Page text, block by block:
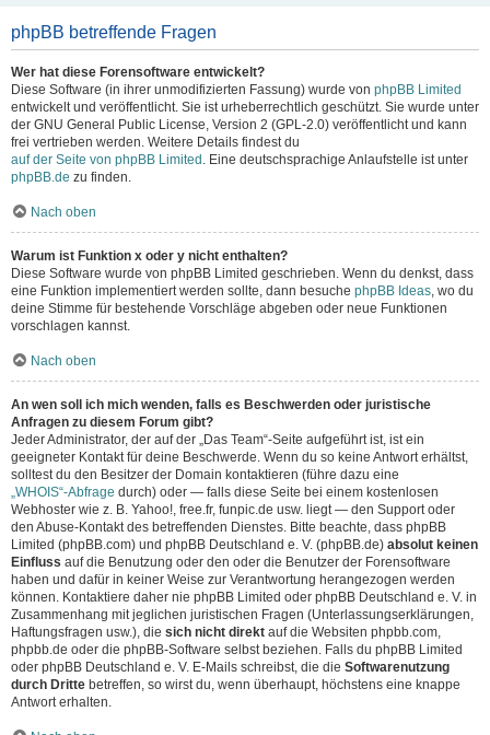
phpBB betreffende Fragen
Wer hat diese Forensoftware entwickelt?
Diese Software (in ihrer unmodifizierten Fassung) wurde von phpBB Limited
entwickelt und veröffentlicht. Sie ist urheberrechtlich geschützt. Sie wurde unter
der GNU General Public License, Version 2 (GPL-2.0) veröffentlicht und kann
frei vertrieben werden. Weitere Details findest du
auf der Seite von phpBB Limited . Eine deutschsprachige Anlaufstelle ist unter
phpBB.de zu finden.
Nach oben
Warum ist Funktion x oder y nicht enthalten?
Diese Software wurde von phpBB Limited geschrieben. Wenn du denkst, dass
eine Funktion implementiert werden sollte, dann besuche phpBB Ideas, wo du
deine Stimme für bestehende Vorschläge abgeben oder neue Funktionen
vorschlagen kannst.
Nach oben
An wen soll ich mich wenden, falls es Beschwerden oder juristische
Anfragen zu diesem Forum gibt?
Jeder Administrator, der auf der „Das Team“-Seite aufgeführt ist, ist ein
geeigneter Kontakt für deine Beschwerde. Wenn du so keine Antwort erhältst,
solltest du den Besitzer der Domain kontaktieren (führe dazu eine
„WHOIS“-Abfrage durch) oder — falls diese Seite bei einem kostenlosen
Webhoster wie z. B. Yahoo!, free.fr, funpic.de usw. liegt — den Support oder
den Abuse-Kontakt des betreffenden Dienstes. Bitte beachte, dass phpBB
Limited (phpBB.com) und phpBB Deutschland e. V. (phpBB.de) absolut keinen
Einfluss auf die Benutzung oder den oder die Benutzer der Forensoftware
haben und dafür in keiner Weise zur Verantwortung herangezogen werden
können. Kontaktiere daher nie phpBB Limited oder phpBB Deutschland e. V. in
Zusammenhang mit jeglichen juristischen Fragen (Unterlassungserklärungen,
Haftungsfragen usw.), die sich nicht direkt auf die Websiten phpbb.com,
phpbb.de oder die phpBB-Software selbst beziehen. Falls du phpBB Limited
oder phpBB Deutschland e. V. E-Mails schreibst, die die Softwarenutzung
durch Dritte betreffen, so wirst du, wenn überhaupt, höchstens eine knappe
Antwort erhalten.